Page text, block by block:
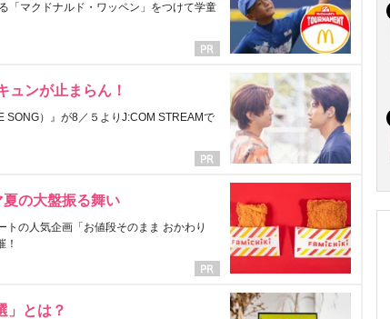
「マクドナルド・ワッペン」をつけて学童
ュンが止まらん！
SONG）』が8／５よりJ:COM STREAMで
の大盤振る舞い
の人気企画「お値段そのまま おかわり
！
」とは？